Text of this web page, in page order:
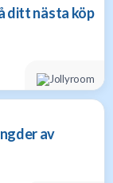
ditt nästa köp
av